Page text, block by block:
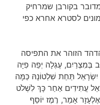
בקורבן שמרחיק
לסטרא אחרא כפי
הזוהר את התפיסה
בְּמִצְרַיִם, עֶגְלָה יְפֵה פִיָּה
יִשְׂרָאֵל תַּחַת שִׁלְטוֹנָהּ כַּמָּה
עֲתִידִים אַחַר כָּךְ לִשְׁלֹט
אָמַר, רֶמֶז יוֹסֵף